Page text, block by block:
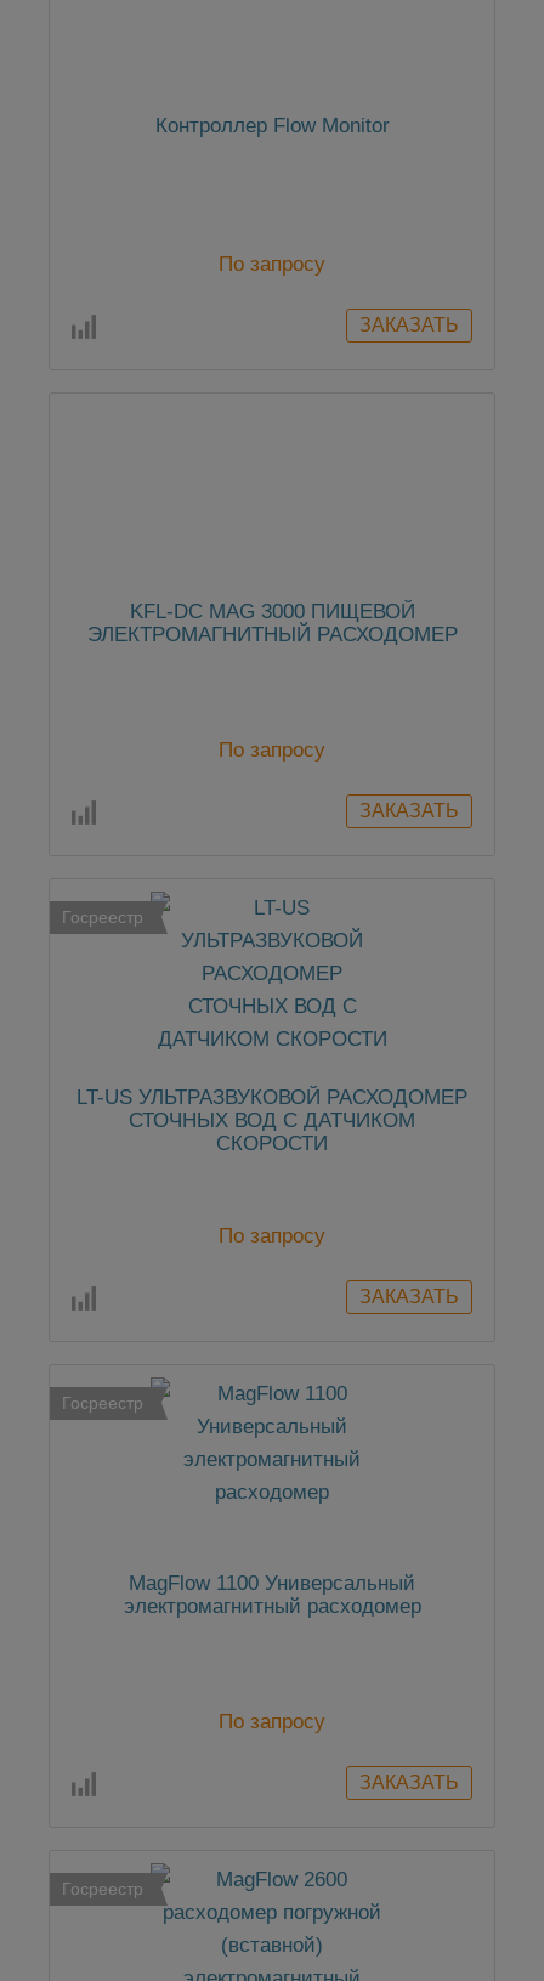
Контроллер Flow Monitor
По запросу
KFL-DC MAG 3000 ПИЩЕВОЙ
ЭЛЕКТРОМАГНИТНЫЙ РАСХОДОМЕР
По запросу
Госреестр
LT-US УЛЬТРАЗВУКОВОЙ РАСХОДОМЕР
СТОЧНЫХ ВОД С ДАТЧИКОМ
СКОРОСТИ
По запросу
Госреестр
MagFlow 1100 Универсальный
электромагнитный расходомер
По запросу
Госреестр